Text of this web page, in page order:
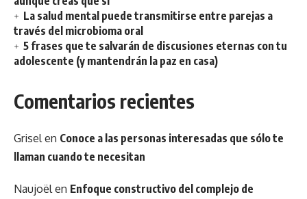
La salud mental puede transmitirse entre parejas a
través del microbioma oral
5 frases que te salvarán de discusiones eternas con tu
adolescente (y mantendrán la paz en casa)
Comentarios recientes
Grisel en Conoce a las personas interesadas que sólo te
llaman cuando te necesitan
Naujoël en Enfoque constructivo del complejo de